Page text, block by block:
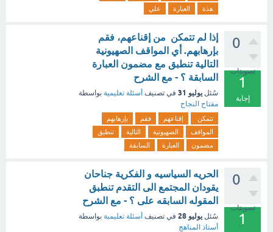
هذة
العبارة علي
0
تصويتات
1
إجابة
إذا لم تتمكن من إقناعهم، فقم
بإرهابهم. أي المواقف الصهيونية
التالية تنطبق مع مضمون العبارة
السابقة ؟ - مع الشرح
سُئل يوليو 31 في تصنيف أسئلة تعليمية بواسطة
مفتاح النجاح
تتمكن إقناعهم فقم
بإرهابهم
المواقف
الصهيونية التالية
تنطبق
مضمون
العبارة السابقة
0
تصويتات
1
الحريه السياسيه و الفكرية جناحان
يقودان المجتمع الى التقدم تنطبق
المقوله السابقه على ؟ - مع الشرح
سُئل يوليو 28 في تصنيف أسئلة تعليمية بواسطة
أستاذ المناهج